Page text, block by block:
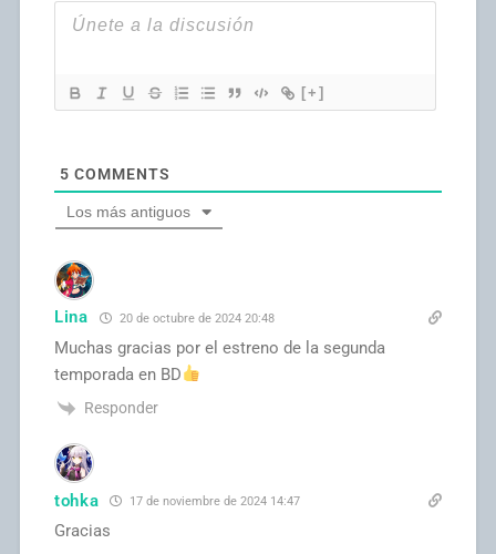
[+]
5 COMMENTS
Los más antiguos
Lina 20 de octubre de 2024 20:48
Muchas gracias por el estreno de la segunda
temporada en BD
Responder
tohka 17 de noviembre de 2024 14:47
Gracias